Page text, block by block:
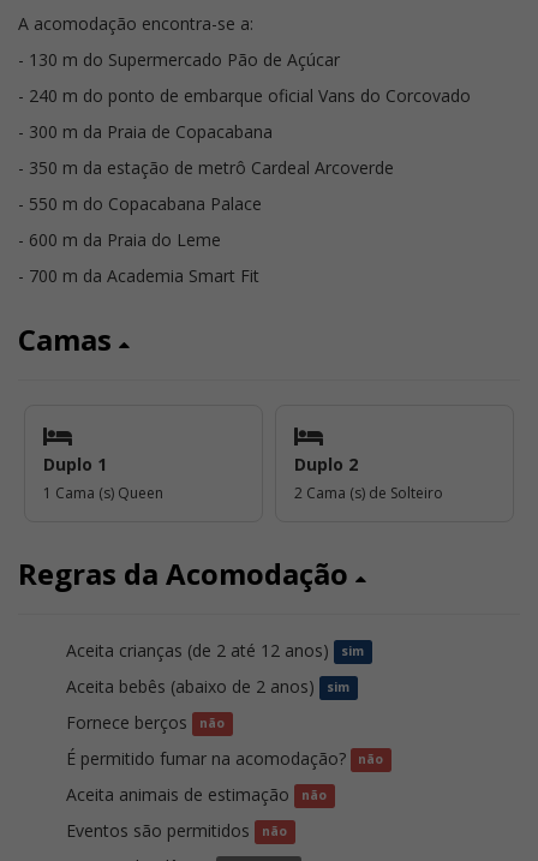
A acomodação encontra-se a:
- 130 m do Supermercado Pão de Açúcar
- 240 m do ponto de embarque oficial Vans do Corcovado
- 300 m da Praia de Copacabana
- 350 m da estação de metrô Cardeal Arcoverde
- 550 m do Copacabana Palace
- 600 m da Praia do Leme
- 700 m da Academia Smart Fit
Camas
Duplo 1
1 Cama (s) Queen
Duplo 2
2 Cama (s) de Solteiro
Regras da Acomodação
Aceita crianças (de 2 até 12 anos) sim
Aceita bebês (abaixo de 2 anos) sim
Fornece berços não
É permitido fumar na acomodação? não
Aceita animais de estimação não
Eventos são permitidos não